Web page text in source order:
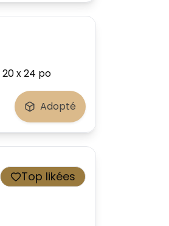
20 x 24 po
Adopté
Top likées